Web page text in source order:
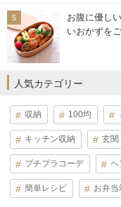
お腹に優し
いおかずを
人気カテゴリー
収納 100均
キッチン収納 玄関
プチプラコーデ ヘ
簡単レシピ お弁当